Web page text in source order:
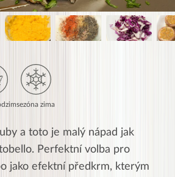
sezóna zima
a toto je malý nápad jak
Perfektní volba pro
jako efektní předkrm, kterým